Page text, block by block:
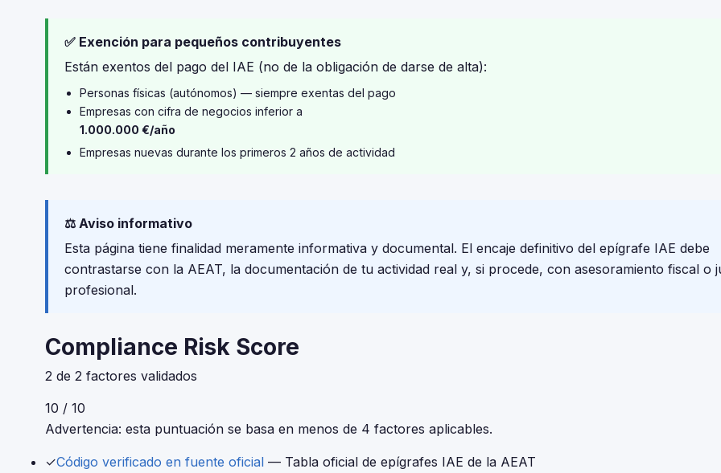
✅ Exención para pequeños contribuyentes
Están exentos del pago del IAE (no de la obligación de darse de alta):
Personas físicas (autónomos) — siempre exentas del pago
Empresas con cifra de negocios inferior a
1.000.000 €/año
Empresas nuevas durante los primeros 2 años de actividad
⚖️ Aviso informativo
Esta página tiene finalidad meramente informativa y documental. El encaje definitivo del epígrafe IAE debe
contrastarse con la AEAT, la documentación de tu actividad real y, si procede, con asesoramiento fiscal o
profesional.
Compliance Risk Score
2 de 2 factores validados
10 / 10
Advertencia: esta puntuación se basa en menos de 4 factores aplicables.
✓Código verificado en fuente oficial — Tabla oficial de epígrafes IAE de la AEAT